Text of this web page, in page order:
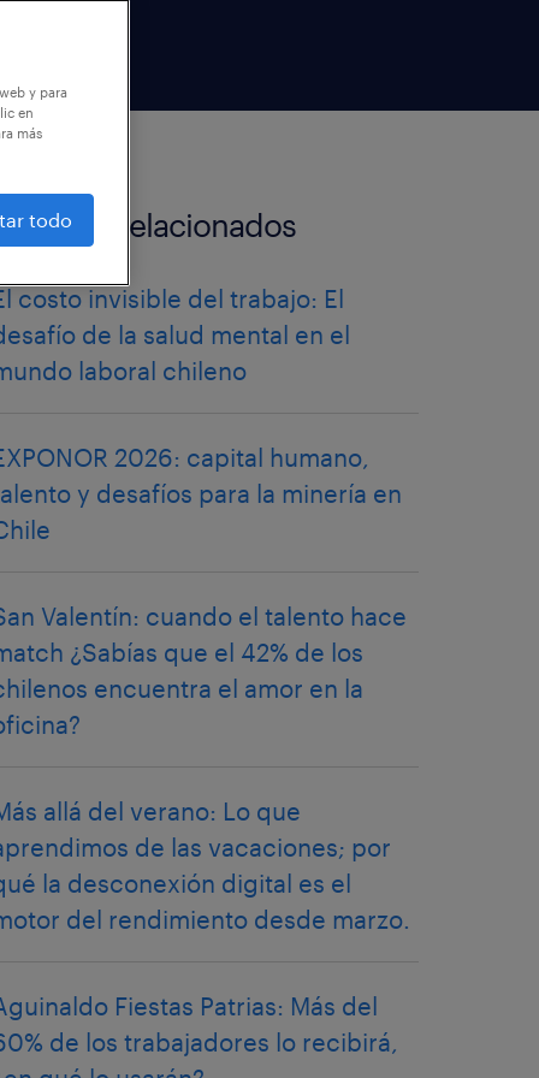
relacionados
costo invisible del trabajo: El
de la salud mental en el
laboral chileno
2026: capital humano,
y desafíos para la minería en
Valentín: cuando el talento hace
¿Sabías que el 42% de los
encuentra el amor en la
allá del verano: Lo que
de las vacaciones; por
la desconexión digital es el
del rendimiento desde marzo.
Fiestas Patrias: Más del
de los trabajadores lo recibirá,
y para
en
más
todo